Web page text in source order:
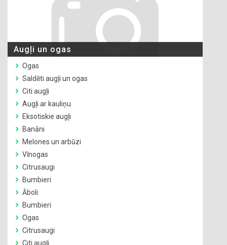
Augļi un ogas
Ogas
Saldēti augļi un ogas
Citi augļi
Augļi ar kauliņu
Eksotiskie augļi
Banāni
Melones un arbūzi
Vīnogas
Citrusaugi
Bumbieri
Āboli
Bumbieri
Ogas
Citrusaugi
Citi augļi